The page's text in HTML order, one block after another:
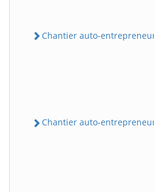
Chantier auto-entrepreneur
Chantier auto-